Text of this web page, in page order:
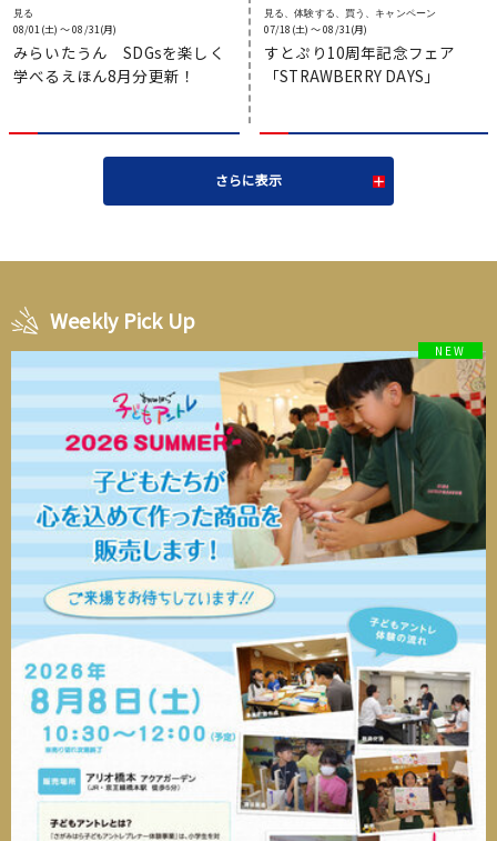
見る
08/01(土) 〜 08/31(月)
みらいたうん SDGsを楽しく
学べるえほん8月分更新！
見る、体験する、買う、キャンペーン
07/18(土) 〜 08/31(月)
すとぷり10周年記念フェア
「STRAWBERRY DAYS」
さらに表示
Weekly Pick Up